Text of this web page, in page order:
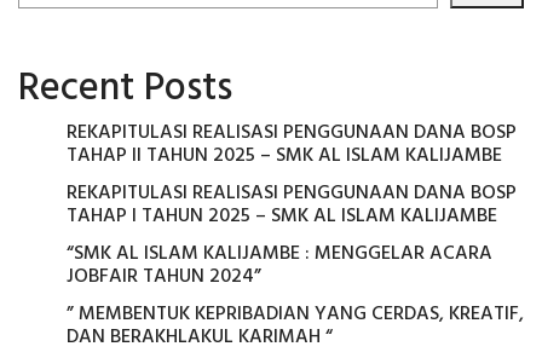
Recent Posts
REKAPITULASI REALISASI PENGGUNAAN DANA BOSP
TAHAP II TAHUN 2025 – SMK AL ISLAM KALIJAMBE
REKAPITULASI REALISASI PENGGUNAAN DANA BOSP
TAHAP I TAHUN 2025 – SMK AL ISLAM KALIJAMBE
“SMK AL ISLAM KALIJAMBE : MENGGELAR ACARA
JOBFAIR TAHUN 2024”
” MEMBENTUK KEPRIBADIAN YANG CERDAS, KREATIF,
DAN BERAKHLAKUL KARIMAH “